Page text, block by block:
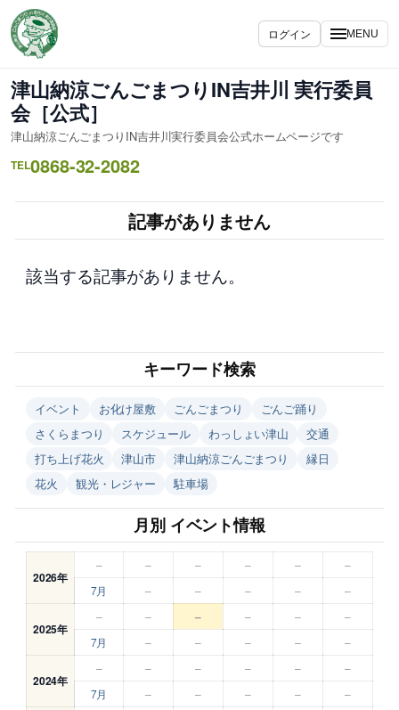
容
を
ス
キ
ッ
プ
ログイン MENU
津山納涼ごんごまつりIN吉井川 実行委員
会［公式］
津山納涼ごんごまつりIN吉井川実行委員会公式ホームページです
TEL0868-32-2082
記事がありません
該当する記事がありません。
キーワード検索
イベント お化け屋敷 ごんごまつり
ごんご踊り
さくらまつり
スケジュール わっしょい津山
交通
打ち上げ花火
津山市 津山納涼ごんごまつり
縁日
花火
観光・レジャー 駐車場
月別 イベント情報
2026年
– – – – –
–
7月
– – – – –
2025年
– – – – –
–
7月
– – – – –
2024年
– – – – –
–
7月
– – – – –